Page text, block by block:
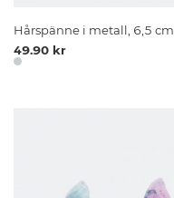
Hårspänne i metall, 6,5 cm
49.90 kr